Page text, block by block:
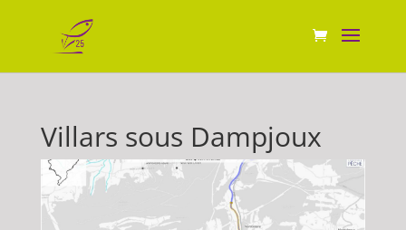
Villars sous Dampjoux